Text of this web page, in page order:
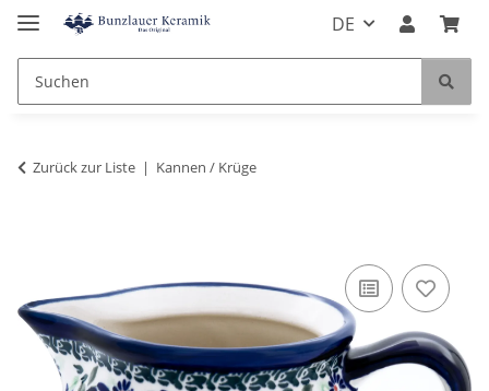
DE
Zurück zur Liste Kannen / Krüge